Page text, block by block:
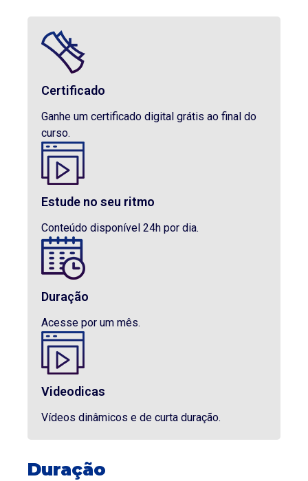
Certificado
Ganhe um certificado digital grátis ao final do
curso.
Estude no seu ritmo
Conteúdo disponível 24h por dia.
Duração
Acesse por um mês.
Videodicas
Vídeos dinâmicos e de curta duração.
Duração